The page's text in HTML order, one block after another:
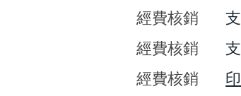
經費核銷
經費核銷
經費核銷